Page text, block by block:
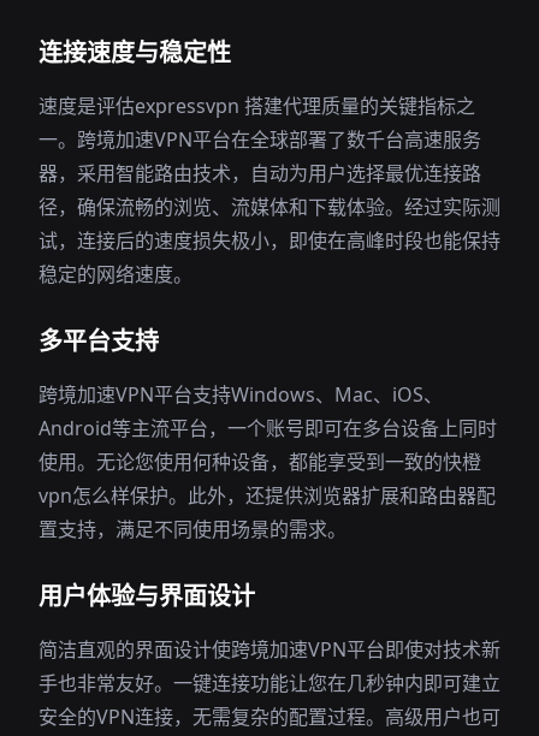
连接速度与稳定性
速度是评估expressvpn 搭建代理质量的关键指标之
一。跨境加速VPN平台在全球部署了数千台高速服务
器，采用智能路由技术，自动为用户选择最优连接路
径，确保流畅的浏览、流媒体和下载体验。经过实际测
试，连接后的速度损失极小，即使在高峰时段也能保持
稳定的网络速度。
多平台支持
跨境加速VPN平台支持Windows、Mac、iOS、
Android等主流平台，一个账号即可在多台设备上同时
使用。无论您使用何种设备，都能享受到一致的快橙
vpn怎么样保护。此外，还提供浏览器扩展和路由器配
置支持，满足不同使用场景的需求。
用户体验与界面设计
简洁直观的界面设计使跨境加速VPN平台即使对技术新
手也非常友好。一键连接功能让您在几秒钟内即可建立
安全的VPN连接，无需复杂的配置过程。高级用户也可